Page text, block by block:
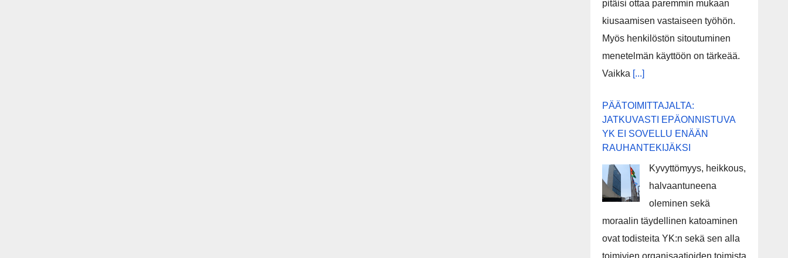
pitäisi ottaa paremmin mukaan
kiusaamisen vastaiseen työhön.
Myös henkilöstön sitoutuminen
menetelmän käyttöön on tärkeää.
Vaikka [...]
PÄÄTOIMITTAJALTA:
JATKUVASTI EPÄONNISTUVA
YK EI SOVELLU ENÄÄN
RAUHANTEKIJÄKSI
Kyvyttömyys, heikkous,
halvaantuneena
oleminen sekä
moraalin täydellinen katoaminen
ovat todisteita YK:n sekä sen alla
toimivien organisaatioiden toimista